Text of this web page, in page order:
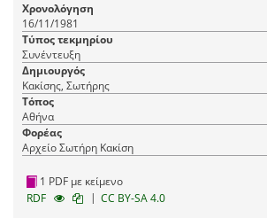
Χρονολόγηση
16/11/1981
Τύπος τεκμηρίου
Συνέντευξη
Δημιουργός
Κακίσης, Σωτήρης
Τόπος
Αθήνα
Φορέας
Αρχείο Σωτήρη Κακίση
1 PDF με κείμενο
RDF
| CC BY-SA 4.0